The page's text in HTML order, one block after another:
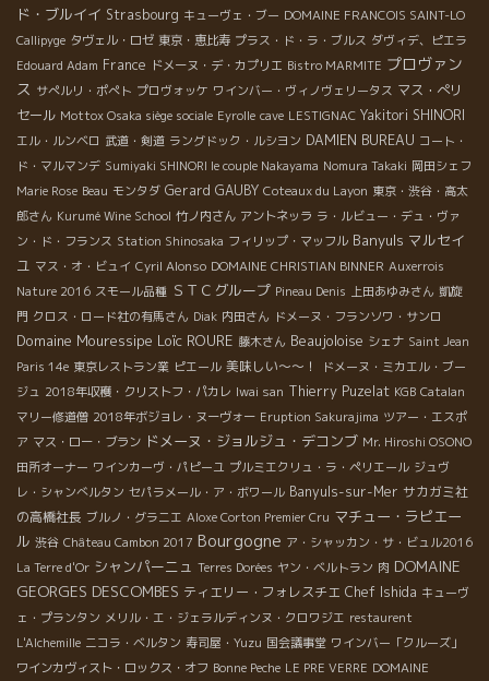
ド・ブルイイ Strasbourg キューヴェ・ブー DOMAINE FRANCOIS SAINT-LO
Callipyge タヴェル・ロゼ 東京・恵比寿 プラス・ド・ラ・ブルス ダヴィデ、ピエラ
Edouard Adam France ドメーヌ・デ・カプリエ Bistro MARMITE プロヴァン
ス サぺルリ・ポぺト プロヴォッケ ワインバー・ヴィノヴェリータス マス・ぺリ
セール Mottox Osaka siège sociale Eyrolle cave LESTIGNAC Yakitori SHINORI
エル・ルンベロ 武道・剣道 ラングドック・ルシヨン DAMIEN BUREAU コート・
ド・マルマンデ Sumiyaki SHINORI le couple Nakayama Nomura Takaki 岡田シェフ
Marie Rose Beau モンタダ Gerard GAUBY Coteaux du Layon 東京・渋谷・高太
郎さん Kurumé Wine School 竹ノ内さん アントネッラ ラ・ルビュー・デュ・ヴァ
ン・ド・フランス Station Shinosaka フィリップ・マッフル Banyuls マルセイ
ユ マス・オ・ビュイ Cyril Alonso DOMAINE CHRISTIAN BINNER Auxerrois
Nature 2016 スモール品種 ＳＴＣグループ Pineau Denis 上田あゆみさん 凱旋
門 クロス・ロード社の有馬さん Diak 内田さん ドメーヌ・フランソワ・サンロ
Domaine Mouressipe Loïc ROURE 藤木さん Beaujoloise シェナ Saint Jean
Paris 14e 東京レストラン業 ピエール 美味しい～～！
ドメーヌ・ミカエル・ブー
ジュ 2018年収穫・クリストフ・パカレ Iwai san Thierry Puzelat KGB Catalan
マリー修道僧 2018年ボジョレ・ヌーヴォー Eruption Sakurajima ツアー・エスポ
ア マス・ロー・ブラン ドメーヌ・ジョルジュ・デコンブ Mr. Hiroshi OSONO
田所オーナー ワインカーヴ・パピーユ プルミエクリュ・ラ・ペリエール ジュヴ
レ・シャンべルタン セパラメール・ア・ボワール Banyuls-sur-Mer サカガミ社
の高橋社長 ブルノ・グラニエ Aloxe Corton Premier Cru マチュー・ラピエー
ル 渋谷 Château Cambon 2017 Bourgogne ア・シャッカン・サ・ビュル2016
La Terre d'Or シャンパーニュ Terres Dorées ヤン・ベルトラン 肉 DOMAINE
GEORGES DESCOMBES ティエリー・フォレスチエ Chef Ishida キューヴ
ェ・プランタン メリル・エ・ジェラルディンヌ・クロワジエ restaurent
L'Alchemille ニコラ・ベルタン 寿司屋・Yuzu 国会議事堂 ワインバー「クルーズ」
ワインカヴィスト・ロックス・オフ Bonne Peche LE PRE VERRE DOMAINE